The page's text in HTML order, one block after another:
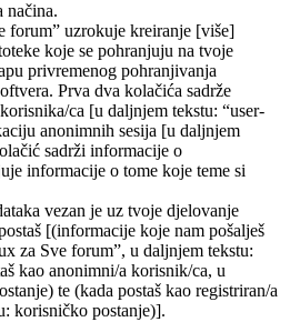
načina.
forum” uzrokuje kreiranje [više]
koje se pohranjuju na tvoje
privremenog pohranjivanja
Prva dva kolačića sadrže
ca [u daljnjem tekstu: “user-
anonimnih sesija [u daljnjem
sadrži informacije o
informacije o tome koje teme si
vezan je uz tvoje djelovanje
[(informacije koje nam pošalješ
za Sve forum”, u daljnjem tekstu:
kao anonimni/a korisnik/ca, u
te (kada postaš kao registriran/a
korisničko postanje)].